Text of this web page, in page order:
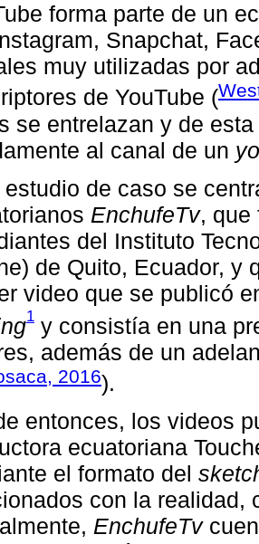
forma parte de un
Snapchat,
muy utilizadas por
de YouTube (
se entrelazan y de
al canal de un
estudio de caso se
EnchufeTv, que
del Instituto
de Quito, Ecuador, y
video que se publicó
1 y consistía en una
además de un
2016).
entonces, los videos
ecuatoriana
el formato del
con la realidad,
EnchufeTv